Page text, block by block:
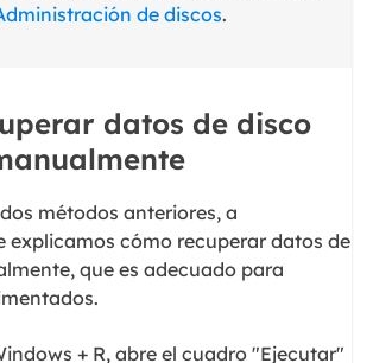
de discos.
datos de disco
métodos anteriores, a
explicamos cómo recuperar datos de
que es adecuado para
+ R, abre el cuadro "Ejecutar"